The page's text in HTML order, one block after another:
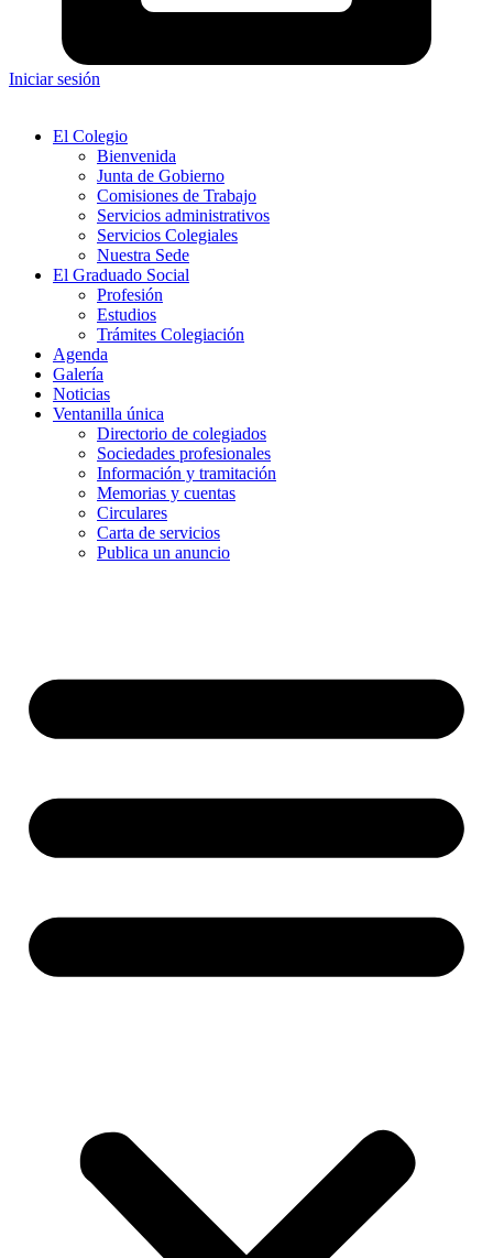
Iniciar sesión
El Colegio
Bienvenida
Junta de Gobierno
Comisiones de Trabajo
Servicios administrativos
Servicios Colegiales
Nuestra Sede
El Graduado Social
Profesión
Estudios
Trámites Colegiación
Agenda
Galería
Noticias
Ventanilla única
Directorio de colegiados
Sociedades profesionales
Información y tramitación
Memorias y cuentas
Circulares
Carta de servicios
Publica un anuncio